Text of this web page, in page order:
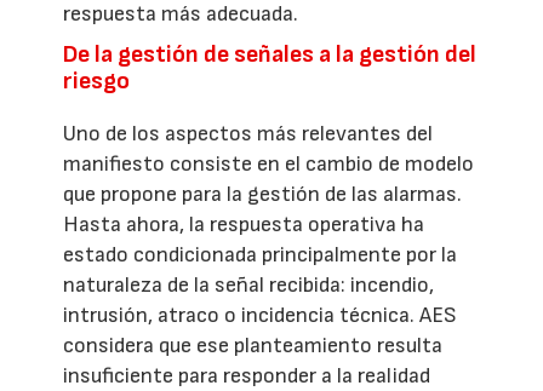
respuesta más adecuada.
De la gestión de señales a la gestión del
riesgo
Uno de los aspectos más relevantes del
manifiesto consiste en el cambio de modelo
que propone para la gestión de las alarmas.
Hasta ahora, la respuesta operativa ha
estado condicionada principalmente por la
naturaleza de la señal recibida: incendio,
intrusión, atraco o incidencia técnica. AES
considera que ese planteamiento resulta
insuficiente para responder a la realidad